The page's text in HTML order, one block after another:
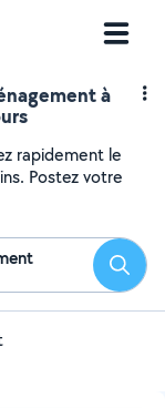
à
rapidement le
Postez votre